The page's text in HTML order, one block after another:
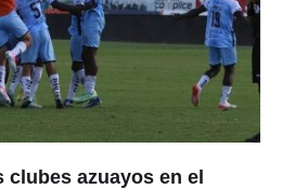
azuayos en el